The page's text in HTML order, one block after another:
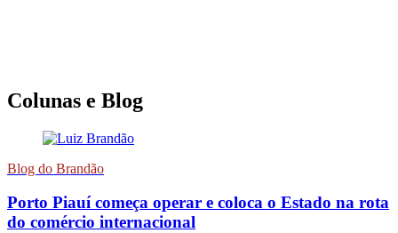
Colunas e Blog
Blog do Brandão
Porto Piauí começa operar e coloca o Estado na rota
do comércio internacional